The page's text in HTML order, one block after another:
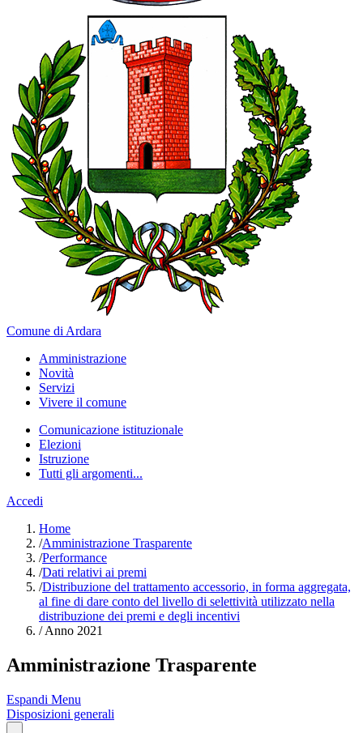
Comune di Ardara
Amministrazione
Novità
Servizi
Vivere il comune
Comunicazione istituzionale
Elezioni
Istruzione
Tutti gli argomenti...
Accedi
Home
/Amministrazione Trasparente
/Performance
/Dati relativi ai premi
/Distribuzione del trattamento accessorio, in forma aggregata,
al fine di dare conto del livello di selettività utilizzato nella
distribuzione dei premi e degli incentivi
/Anno 2021
Amministrazione Trasparente
Espandi Menu
Disposizioni generali